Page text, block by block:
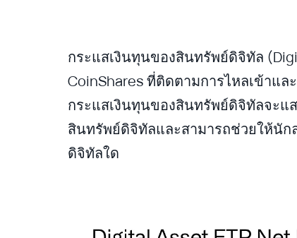
กระแสเงินทุนของสินทรัพย์ดิจิทัล
CoinShares ที่ติดตามการไหลเข้าแ
กระแสเงินทุนของสินทรัพย์ดิจิทัลจะแ
สินทรัพย์ดิจิทัลและสามารถช่วยให้นัก
ดิจิทัลใด